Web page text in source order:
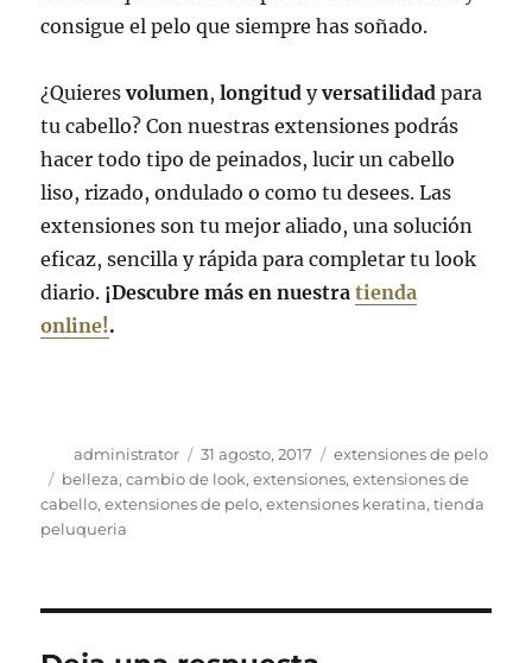
consigue el pelo que siempre has soñado.
¿Quieresvolumen,longitud yversatilidad para
tu cabello? Con nuestras extensiones podrás
hacer todo tipo de peinados, lucir un cabello
liso, rizado, ondulado o como tu desees. Las
extensiones son tu mejor aliado, una solución
eficaz, sencilla y rápida para completar tu look
diario. ¡Descubre más en nuestratienda
online!.
Autor
administrator
Publicado
el
31 agosto, 2017 Categorías
extensiones de pelo
Etiquetas
belleza,cambio de look,extensiones,extensiones de
cabello,extensiones de pelo,extensiones keratina,tienda
peluqueria